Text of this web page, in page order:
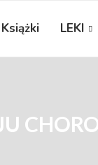
Książki LEKI